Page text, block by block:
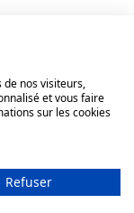
de nos visiteurs,
et vous faire
sur les cookies
Refuser